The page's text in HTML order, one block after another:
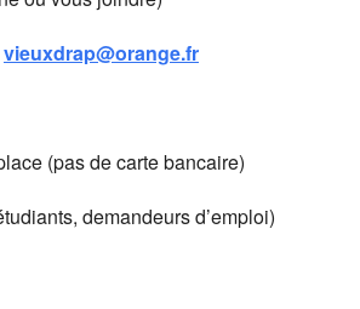
vieuxdrap@orange.fr
(pas de carte bancaire)
demandeurs d’emploi)